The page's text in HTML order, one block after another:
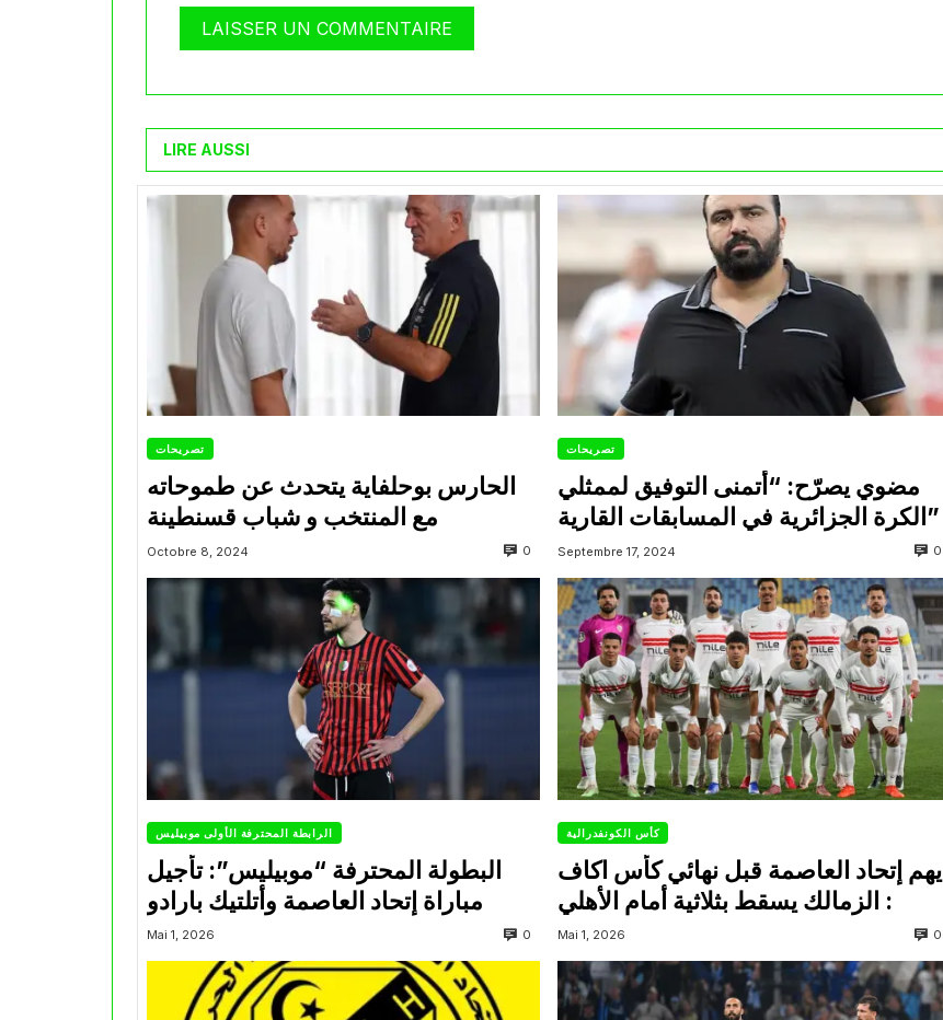
LIRE AUSSI
تصريحات
الحارس بوحلفاية يتحدث عن طموحاته
مع المنتخب و شباب قسنطينة
Octobre 8, 2024 0
تصريحات
مضوي يصرّح: “أتمنى التوفيق لممثلي
الكرة الجزائرية في المسابقات القارية”
Septembre 17, 2024 0
الرابطة المحترفة الأولى موبيليس
البطولة المحترفة “موبيليس”: تأجيل
مباراة إتحاد العاصمة وأتلتيك بارادو
Mai 1, 2026 0
كأس الكونفدرالية
يهم إتحاد العاصمة قبل نهائي كأس اكاف
Mai 1, 2026 0